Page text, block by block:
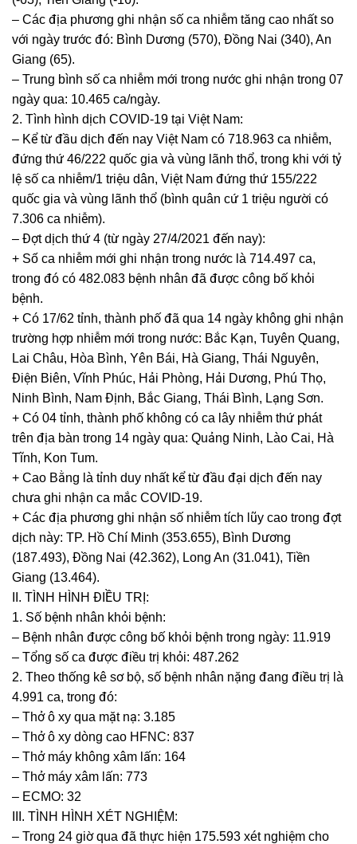
– Các địa phương ghi nhận số ca nhiễm tăng cao nhất so
với ngày trước đó: Bình Dương (570), Đồng Nai (340), An
Giang (65).
– Trung bình số ca nhiễm mới trong nước ghi nhận trong 07
ngày qua: 10.465 ca/ngày.
2. Tình hình dịch COVID-19 tại Việt Nam:
– Kể từ đầu dịch đến nay Việt Nam có 718.963 ca nhiễm,
đứng thứ 46/222 quốc gia và vùng lãnh thổ, trong khi với tỷ
lệ số ca nhiễm/1 triệu dân, Việt Nam đứng thứ 155/222
quốc gia và vùng lãnh thổ (bình quân cứ 1 triệu người có
7.306 ca nhiễm).
– Đợt dịch thứ 4 (từ ngày 27/4/2021 đến nay):
+ Số ca nhiễm mới ghi nhận trong nước là 714.497 ca,
trong đó có 482.083 bệnh nhân đã được công bố khỏi
bệnh.
+ Có 17/62 tỉnh, thành phố đã qua 14 ngày không ghi nhận
trường hợp nhiễm mới trong nước: Bắc Kạn, Tuyên Quang,
Lai Châu, Hòa Bình, Yên Bái, Hà Giang, Thái Nguyên,
Điện Biên, Vĩnh Phúc, Hải Phòng, Hải Dương, Phú Thọ,
Ninh Bình, Nam Định, Bắc Giang, Thái Bình, Lạng Sơn.
+ Có 04 tỉnh, thành phố không có ca lây nhiễm thứ phát
trên địa bàn trong 14 ngày qua: Quảng Ninh, Lào Cai, Hà
Tĩnh, Kon Tum.
+ Cao Bằng là tỉnh duy nhất kể từ đầu đại dịch đến nay
chưa ghi nhận ca mắc COVID-19.
+ Các địa phương ghi nhận số nhiễm tích lũy cao trong đợt
dịch này: TP. Hồ Chí Minh (353.655), Bình Dương
(187.493), Đồng Nai (42.362), Long An (31.041), Tiền
Giang (13.464).
II. TÌNH HÌNH ĐIỀU TRỊ:
1. Số bệnh nhân khỏi bệnh:
– Bệnh nhân được công bố khỏi bệnh trong ngày: 11.919
– Tổng số ca được điều trị khỏi: 487.262
2. Theo thống kê sơ bộ, số bệnh nhân nặng đang điều trị là
4.991 ca, trong đó:
– Thở ô xy qua mặt nạ: 3.185
– Thở ô xy dòng cao HFNC: 837
– Thở máy không xâm lấn: 164
– Thở máy xâm lấn: 773
– ECMO: 32
III. TÌNH HÌNH XÉT NGHIỆM:
– Trong 24 giờ qua đã thực hiện 175.593 xét nghiệm cho